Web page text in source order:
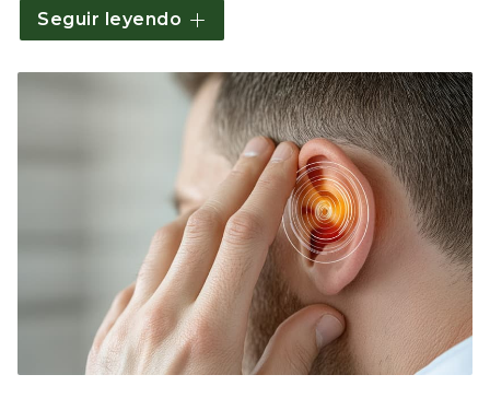
Comocentro auditivo en Ponteareas
con un equipo de audiólogos altamente
campo. Además, utilizamos la más avanzada
tecnología del sector para brindar soluciones
precisas y personalizadas.
Seguir leyendo